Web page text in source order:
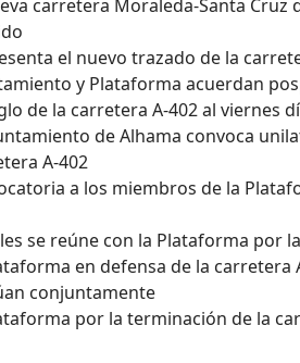
carretera Moraleda-Santa
el nuevo trazado de la
y Plataforma acuerdan
de la carretera A-402 al viernes
de Alhama convoca
A-402
a los miembros de la
se reúne con la Plataforma por
en defensa de la
conjuntamente
por la terminación de la